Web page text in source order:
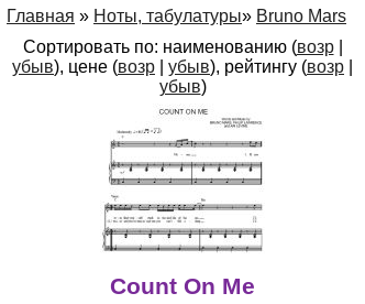
Главная » Ноты, табулатуры» Bruno Mars
Сортировать по: наименованию (возр|
убыв), цене (возр убыв), рейтингу (возр
убыв)
Count On Me